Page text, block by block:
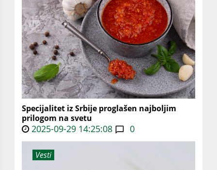
Specijalitet iz Srbije proglašen najboljim
prilogom na svetu
2025-09-29 14:25:08 0
Vesti